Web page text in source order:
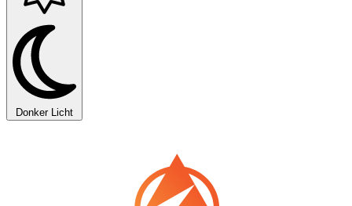
Donker Licht